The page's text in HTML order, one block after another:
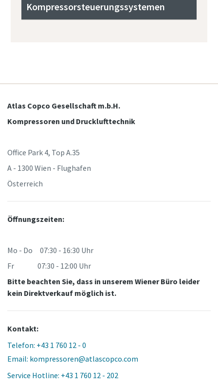
Kompressorsteuerungssystemen
Atlas Copco Gesellschaft m.b.H.
Kompressoren und Drucklufttechnik
Office Park 4, Top A.35
A - 1300 Wien - Flughafen
Österreich
Öffnungszeiten:
Mo - Do 07:30 - 16:30 Uhr
Fr 07:30 - 12:00 Uhr
Bitte beachten Sie, dass in unserem Wiener Büro leider
kein Direktverkauf möglich ist.
Kontakt:
Telefon: +43 1 760 12 - 0
Email: kompressoren@atlascopco.com
Service Hotline: +43 1 760 12 - 202